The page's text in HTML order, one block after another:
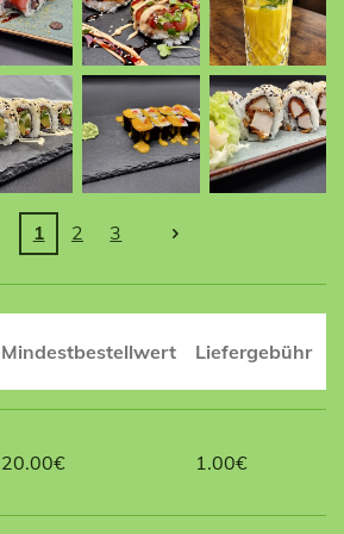
1 2 3
Mindestbestellwert Liefergebühr
20.00€ 1.00€